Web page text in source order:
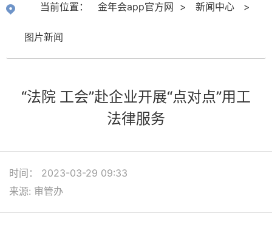
方网
当前位置： 金年会app官方网 > 新闻中心 >
图片新闻
“法院 工会”赴企业开展“点对点”用工
法律服务
时间： 2023-03-29 09:33
来源: 审管办